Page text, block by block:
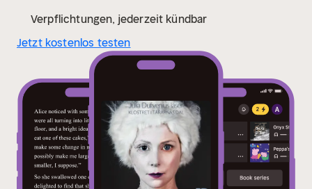
Verpflichtungen, jederzeit kündbar
Jetzt kostenlos testen